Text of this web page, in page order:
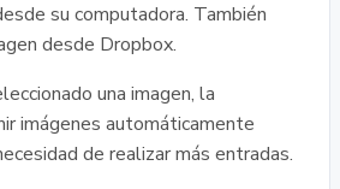
su computadora. También
desde Dropbox.
una imagen, la
imágenes automáticamente
de realizar más entradas.